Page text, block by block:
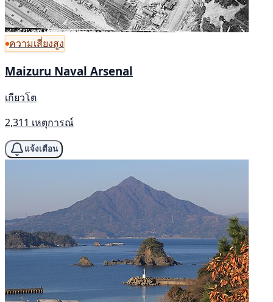
ความเสี่ยงสูง
Maizuru Naval Arsenal
เกียวโต
2,311 เหตุการณ์
แจ้งเตือน